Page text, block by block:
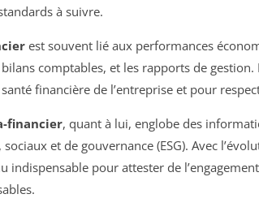
à suivre.
est souvent lié aux performances
comptables, et les rapports de
financière de l’entreprise et pour
financier, quant à lui, englobe des
et de gouvernance (ESG). Avec
indispensable pour attester de